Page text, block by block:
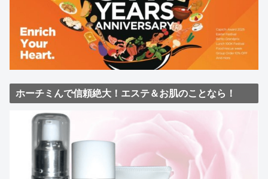
ホーチミんで信頼絶大！エステ＆お肌のことなら！